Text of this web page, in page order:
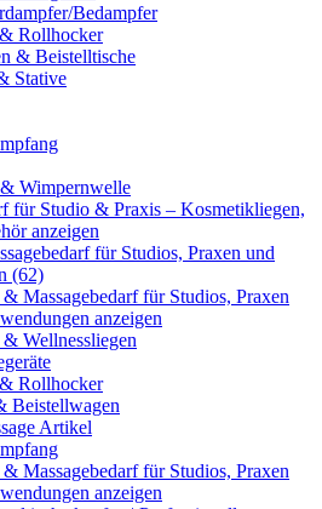
Bedampfer
Rollhocker
& Beistelltische
Stative
Wimpernwelle
für Studio & Praxis – Kosmetikliegen,
anzeigen
für Studios, Praxen und
(62)
Massagebedarf für Studios, Praxen
anzeigen
Wellnessliegen
Rollhocker
Beistellwagen
Artikel
Massagebedarf für Studios, Praxen
anzeigen